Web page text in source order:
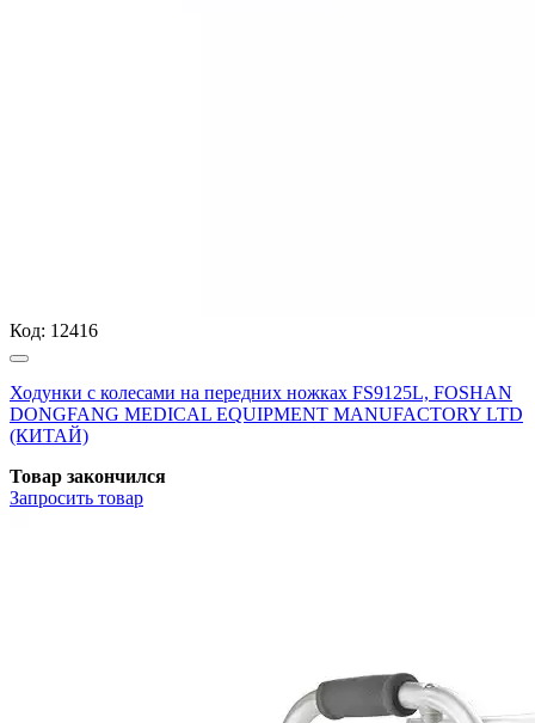
Код: 12416
Ходунки с колесами на передних ножках FS9125L, FOSHAN
DONGFANG MEDICAL EQUIPMENT MANUFACTORY LTD
(КИТАЙ)
Товар закончился
Запросить товар